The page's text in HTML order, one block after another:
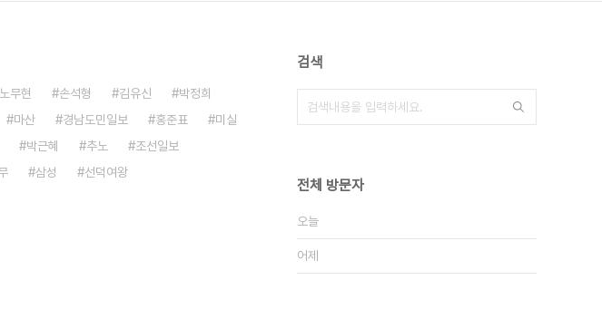
노무현 손석형 김유신
박정희
마산 경남도민일보 홍준표
미실
박근혜 추노
조선일보
삼성 선덕여왕
검색
전체 방문자
오늘
어제